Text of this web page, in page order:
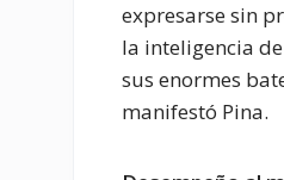
expresarse sin
la inteligencia
sus enormes
manifestó Pina.